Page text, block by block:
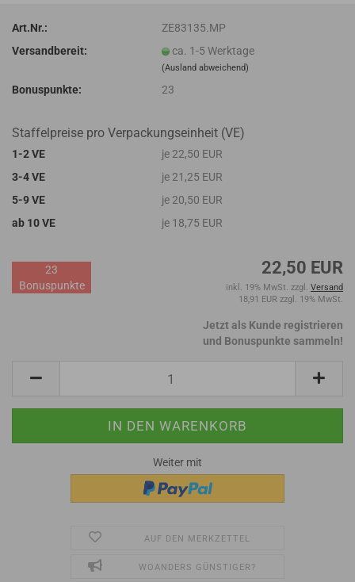
Art.Nr.:
ZE83135.MP
Versandbereit:
ca. 1-5 Werktage
(Ausland abweichend)
Bonuspunkte: 23
Staffelpreise pro Verpackungseinheit (VE)
1-2 VE
je 22,50 EUR
3-4 VE
je 21,25 EUR
5-9 VE
je 20,50 EUR
ab 10 VE
je 18,75 EUR
22,50 EUR
inkl. 19% MwSt. zzgl. Versand
18,91 EUR zzgl. 19% MwSt.
23
Bonuspunkte
Jetzt als Kunde registrieren
und Bonuspunkte sammeln!
Weiter mit
AUF DEN MERKZETTEL
WOANDERS GÜNSTIGER?